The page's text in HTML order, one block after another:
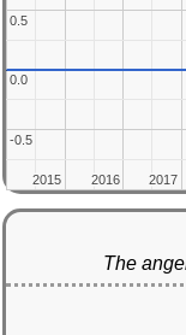
2015
2015 2016
2016 2017
2017
-0.5
-0.5
0.0
0.0
0.5
0.5
The